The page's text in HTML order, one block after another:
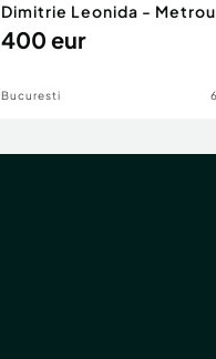
Dimitrie Leonida -
400 eur
Bucuresti